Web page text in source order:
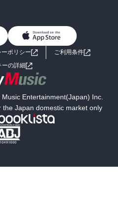
男子向けラノベ
小説
海外小説
SF
文学
お問い合わせ
ポリシー
ご利用条件
ーの詳細
Entertainment(Japan) Inc.
Japan domestic market only